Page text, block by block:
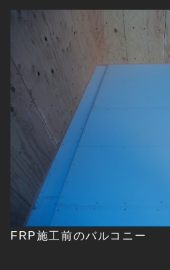
FRP施工前のバルコニー